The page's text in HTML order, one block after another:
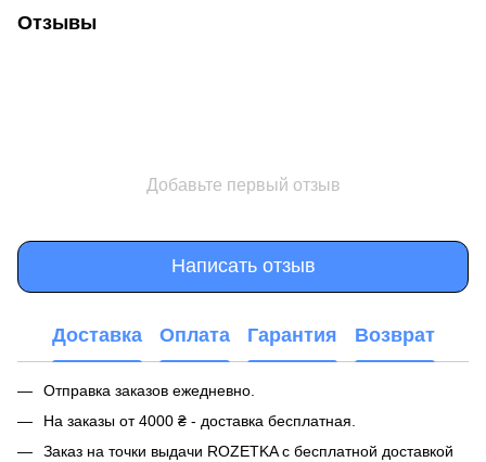
Отзывы
Добавьте первый отзыв
Написать отзыв
Доставка Оплата Гарантия Возврат
Отправка заказов ежедневно.
На заказы от 4000 ₴ - доставка бесплатная.
Заказ на точки выдачи ROZETKA с бесплатной доставкой